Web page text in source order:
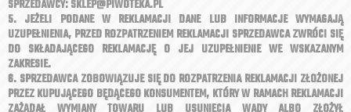
SPRZEDAWCY: SKLEP@PIWOTEKA.PL
5. JEŻELI PODANE W REKLAMACJI DANE LUB INFORMACJE WYMAGAJĄ
UZUPEŁNIENIA, PRZED ROZPATRZENIEM REKLAMACJI SPRZEDAWCA ZWRÓCI SIĘ
DO SKŁADAJĄCEGO REKLAMACJĘ O JEJ UZUPEŁNIENIE WE WSKAZANYM
ZAKRESIE.
6. SPRZEDAWCA ZOBOWIĄZUJE SIĘ DO ROZPATRZENIA REKLAMACJI ZŁOŻONEJ
PRZEZ KUPUJĄCEGO BĘDĄCEGO KONSUMENTEM, KTÓRY W RAMACH REKLAMACJI